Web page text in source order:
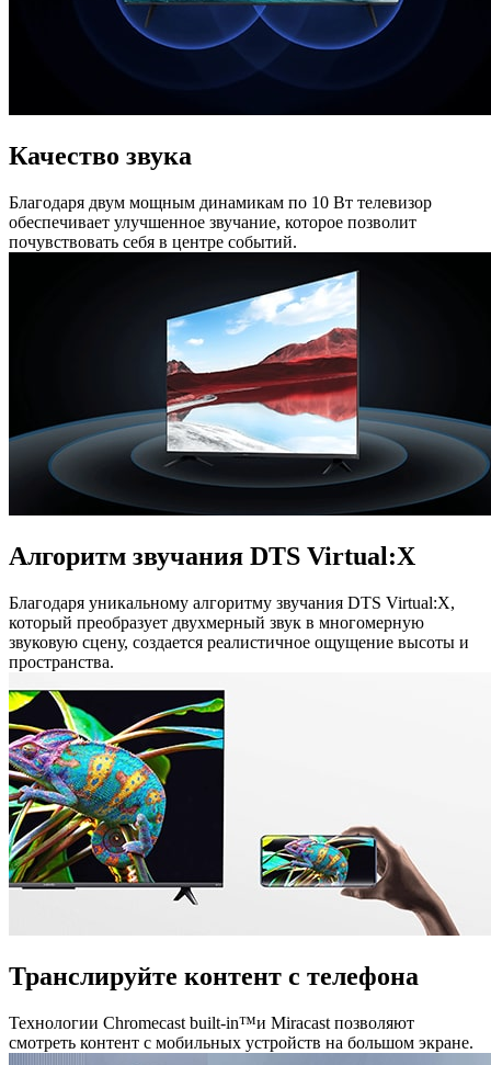
Качество звука
Благодаря двум мощным динамикам по 10 Вт телевизор
обеспечивает улучшенное звучание, которое позволит
почувствовать себя в центре событий.
Алгоритм звучания DTS Virtual:X
Благодаря уникальному алгоритму звучания DTS Virtual:X,
который преобразует двухмерный звук в многомерную
звуковую сцену, создается реалистичное ощущение высоты и
пространства.
Транслируйте контент с телефона
Технологии Chromecast built-in™и Miracast позволяют
смотреть контент с мобильных устройств на большом экране.